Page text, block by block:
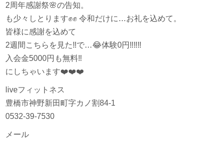
2周年感謝祭🌸の告知。
も少々しとります✊✊ 令和だけに…お礼を込めて。
皆様に感謝を込めて
2週間こちらを見た‼️で…😂体験0円 ‼️‼️‼️
入会金5000円も無料‼️
にしちゃいます❤️❤️❤️
liveフィットネス
豊橋市神野新田町字カノ割84-1
0532-39-7530
メール